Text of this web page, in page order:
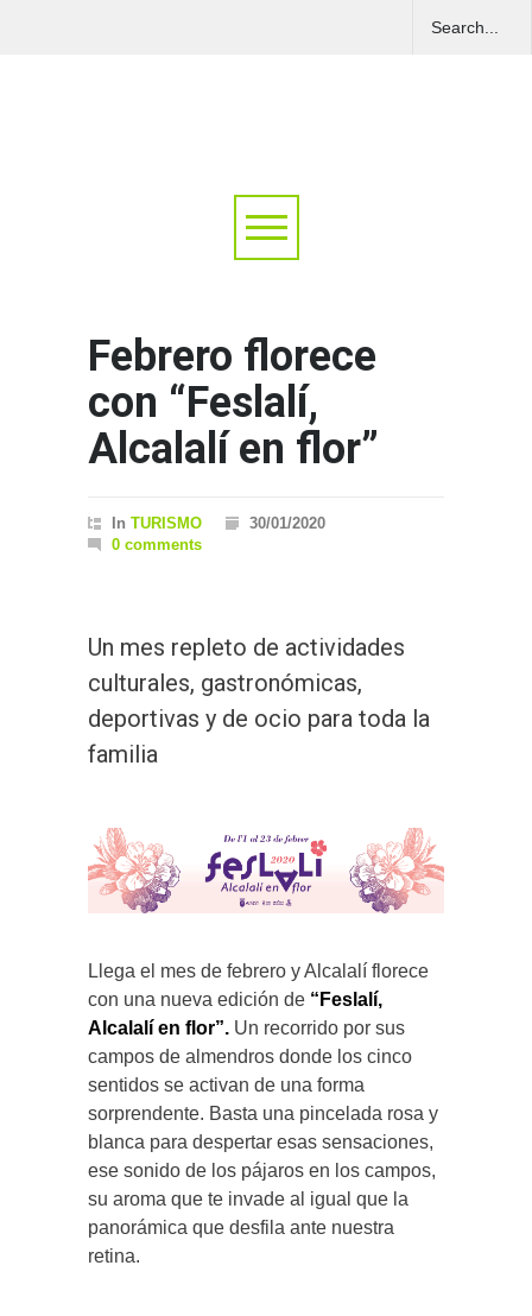
Febrero florece
con “Feslalí,
Alcalalí en flor”
In TURISMO
30/01/2020
0 comments
Un mes repleto de actividades
culturales, gastronómicas,
deportivas y de ocio para toda la
familia
Llega el mes de febrero y Alcalalí florece
con una nueva edición de “Feslalí,
Alcalalí en flor”. Un recorrido por sus
campos de almendros donde los cinco
sentidos se activan de una forma
sorprendente. Basta una pincelada rosa y
blanca para despertar esas sensaciones,
ese sonido de los pájaros en los campos,
su aroma que te invade al igual que la
panorámica que desfila ante nuestra
retina.